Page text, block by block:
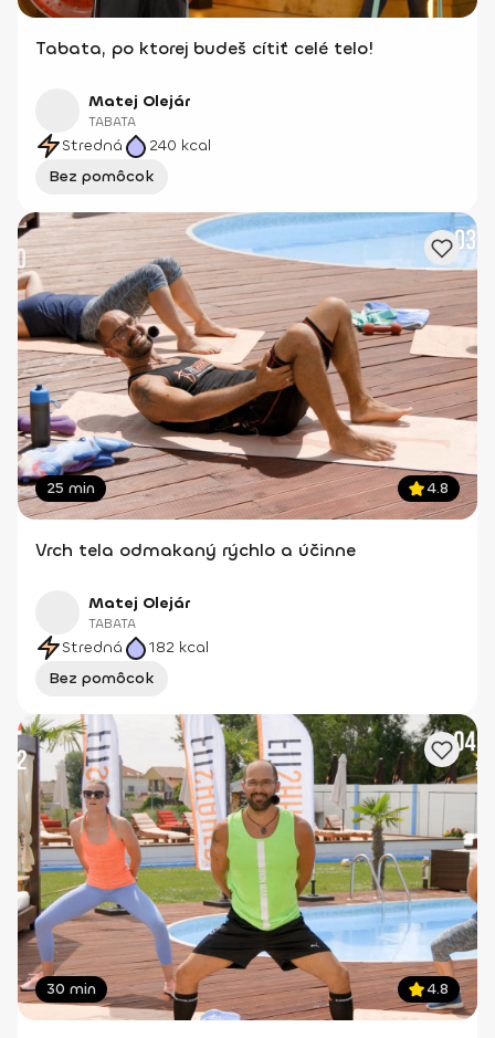
Tabata, po ktorej budeš cítiť celé telo!
Matej Olejár
TABATA
Stredná 240 kcal
Bez pomôcok
25 min 4.8
Vrch tela odmakaný rýchlo a účinne
Matej Olejár
TABATA
Stredná 182 kcal
Bez pomôcok
30 min 4.8